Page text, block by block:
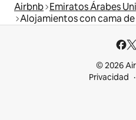
Airbnb Emiratos Árabes
Alojamientos con cama
© 2026
Privacidad